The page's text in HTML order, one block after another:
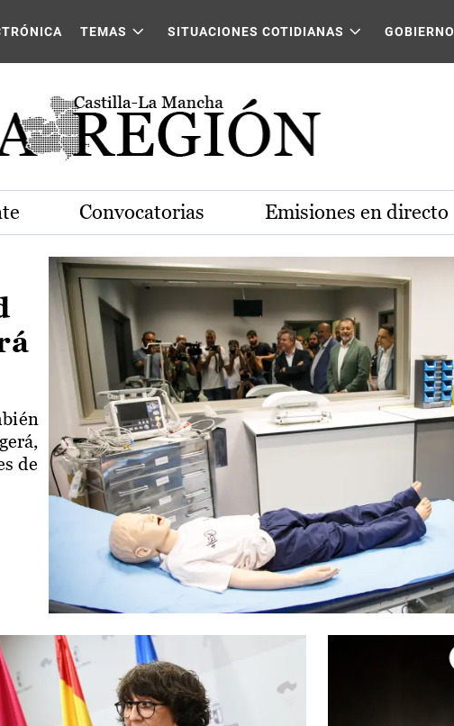
La Mancha
TEMAS SITUACIONES COTIDIANAS GOBIERNO
Convocatorias Emisiones en directo
de